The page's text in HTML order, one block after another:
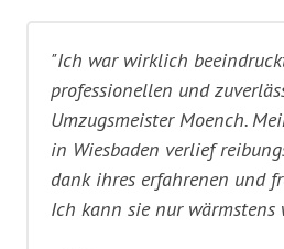
"Ich war wirklich
professionellen und
Umzugsmeister Moench.
in Wiesbaden verlief
dank ihres erfahrenen und
Ich kann sie nur wärmstens